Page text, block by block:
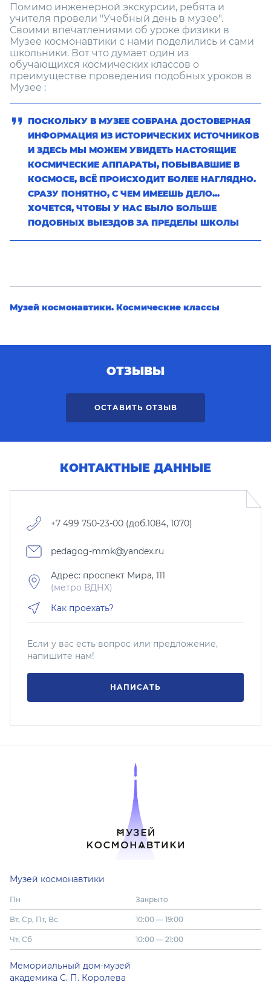
Помимо инженерной экскурсии, ребята и
учителя провели "Учебный день в музее".
Своими впечатлениями об уроке физики в
Музее космонавтики с нами поделились и сами
школьники. Вот что думает один из
обучающихся космических классов о
преимуществе проведения подобных уроков в
Музее :
ПОСКОЛЬКУ В МУЗЕЕ СОБРАНА ДОСТОВЕРНАЯ
ИНФОРМАЦИЯ ИЗ ИСТОРИЧЕСКИХ ИСТОЧНИКОВ
И ЗДЕСЬ МЫ МОЖЕМ УВИДЕТЬ НАСТОЯЩИЕ
КОСМИЧЕСКИЕ АППАРАТЫ, ПОБЫВАВШИЕ В
КОСМОСЕ, ВСЁ ПРОИСХОДИТ БОЛЕЕ НАГЛЯДНО.
СРАЗУ ПОНЯТНО, С ЧЕМ ИМЕЕШЬ ДЕЛО...
ХОЧЕТСЯ, ЧТОБЫ У НАС БЫЛО БОЛЬШЕ
ПОДОБНЫХ ВЫЕЗДОВ ЗА ПРЕДЕЛЫ ШКОЛЫ
Музей космонавтики. Космические классы
ОТЗЫВЫ
ОСТАВИТЬ ОТЗЫВ
КОНТАКТНЫЕ ДАННЫЕ
+7 499 750-23-00 (доб.1084, 1070)
pedagog-mmk@yandex.ru
Адрес: проспект Мира, 111
(метро ВДНХ)
Как проехать?
Если у вас есть вопрос или предложение,
напишите нам!
НАПИСАТЬ
Музей космонавтики
Пн Закрыто
Вт, Ср, Пт, Вс 10:00 — 19:00
Чт, Сб 10:00 — 21:00
Мемориальный дом-музей
академика С. П. Королева